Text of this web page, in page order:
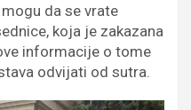
da se vrate
koja je zakazana
informacije o tome
odvijati od sutra.